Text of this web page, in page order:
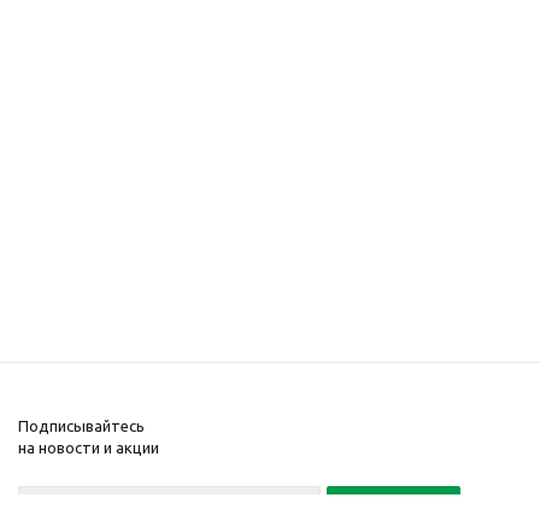
Подписывайтесь
на новости и акции